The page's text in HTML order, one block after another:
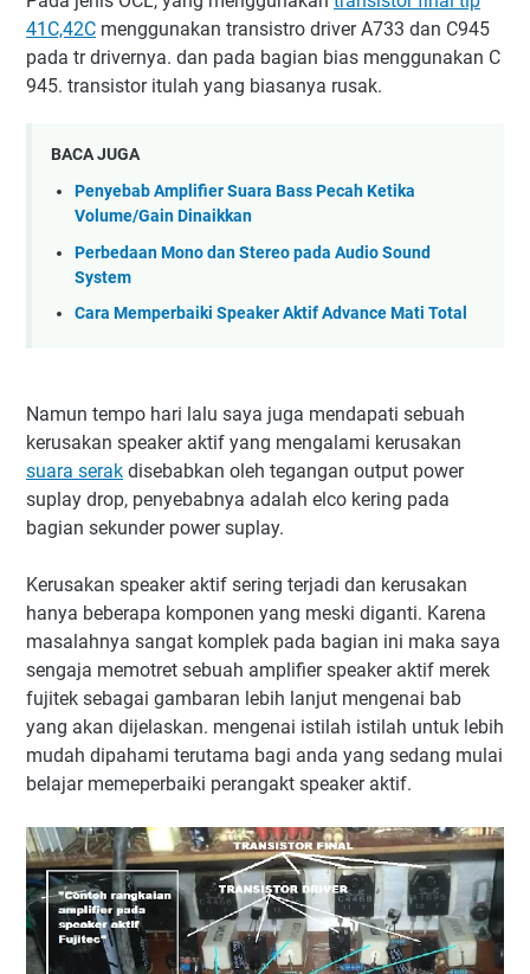
41C,42C menggunakan transistro driver A733 dan C945
pada tr drivernya. dan pada bagian bias menggunakan C
945. transistor itulah yang biasanya rusak.
BACA JUGA
Penyebab Amplifier Suara Bass Pecah Ketika
Volume/Gain Dinaikkan
Perbedaan Mono dan Stereo pada Audio Sound
System
Cara Memperbaiki Speaker Aktif Advance Mati Total
Namun tempo hari lalu saya juga mendapati sebuah
kerusakan speaker aktif yang mengalami kerusakan
suara serak disebabkan oleh tegangan output power
suplay drop, penyebabnya adalah elco kering pada
bagian sekunder power suplay.
Kerusakan speaker aktif sering terjadi dan kerusakan
hanya beberapa komponen yang meski diganti. Karena
masalahnya sangat komplek pada bagian ini maka saya
sengaja memotret sebuah amplifier speaker aktif merek
fujitek sebagai gambaran lebih lanjut mengenai bab
yang akan dijelaskan. mengenai istilah istilah untuk lebih
mudah dipahami terutama bagi anda yang sedang mulai
belajar memeperbaiki perangakt speaker aktif.